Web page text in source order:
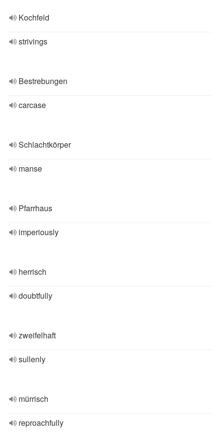
Kochfeld
strivings
Bestrebungen
carcase
Schlachtkörper
manse
Pfarrhaus
imperiously
herrisch
doubtfully
zweifelhaft
sullenly
mürrisch
reproachfully